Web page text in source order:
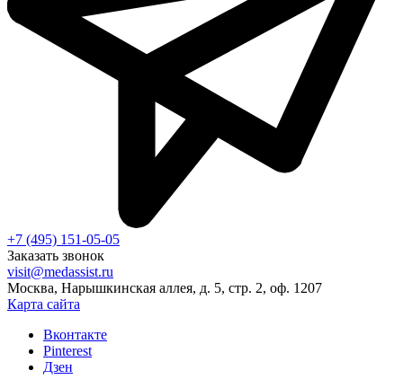
+7 (495) 151-05-05
Заказать звонок
visit@medassist.ru
Москва, Нарышкинская аллея, д. 5, стр. 2, оф. 1207
Карта сайта
Вконтакте
Pinterest
Дзен